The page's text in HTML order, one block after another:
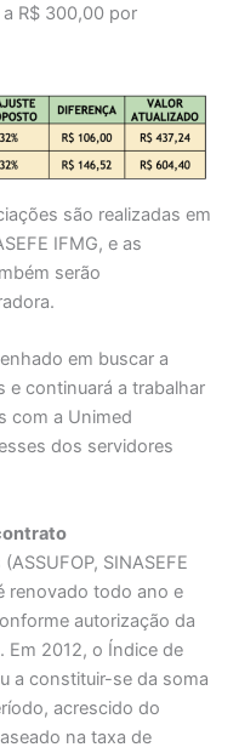
R$ 300,00 por
são realizadas em
IFMG, e as
serão
em buscar a
e continuará a trabalhar
com a Unimed
dos servidores
SINASEFE
renovado todo ano e
autorização da
Em 2012, o Índice de
a constituir-se da soma
acrescido do
na taxa de